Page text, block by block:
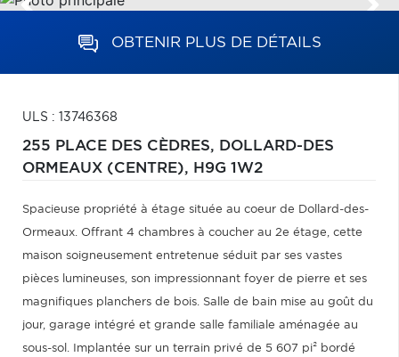
OBTENIR PLUS DE DÉTAILS
ULS : 13746368
255 PLACE DES CÈDRES, DOLLARD-DES
ORMEAUX (CENTRE), H9G 1W2
Spacieuse propriété à étage située au coeur de Dollard-des-
Ormeaux. Offrant 4 chambres à coucher au 2e étage, cette
maison soigneusement entretenue séduit par ses vastes
pièces lumineuses, son impressionnant foyer de pierre et ses
magnifiques planchers de bois. Salle de bain mise au goût du
jour, garage intégré et grande salle familiale aménagée au
sous-sol. Implantée sur un terrain privé de 5 607 pi² bordé